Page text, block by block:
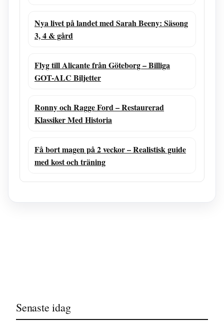
Nya livet på landet med Sarah Beeny: Säsong
3, 4 & gård
Flyg till Alicante från Göteborg – Billiga
GOT-ALC Biljetter
Ronny och Ragge Ford – Restaurerad
Klassiker Med Historia
Få bort magen på 2 veckor – Realistisk guide
med kost och träning
Senaste idag